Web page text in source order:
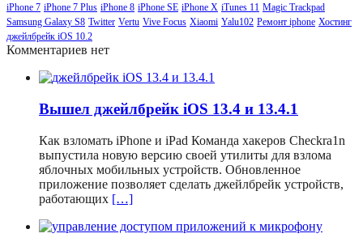
iPhone 7 iPhone 7 Plus iPhone 8 iPhone SE iPhone X iTunes 11 Magic Trackpad
Samsung Galaxy S8 Twitter Vertu Vive Focus Xiaomi Yalu102 Ремонт iphone Хостинг
джейлбрейк iOS 10.2
Комментариев нет
Вышел джейлбрейк iOS 13.4 и 13.4.1
Как взломать iPhone и iPad Команда хакеров Checkra1n
выпустила новую версию своей утилиты для взлома
яблочных мобильных устройств. Обновленное
приложение позволяет сделать джейлбрейк устройств,
работающих […]